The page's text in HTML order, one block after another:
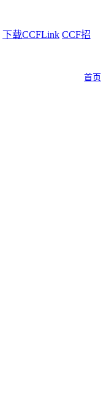
下载CCFLink CCF招
首页